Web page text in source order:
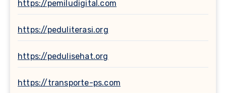
https://pemiludigital.com
https://peduliterasi.org
https://pedulisehat.org
https://transporte-ps.com